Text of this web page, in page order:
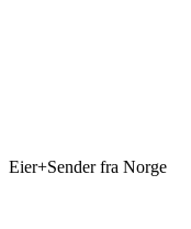
Eier+Sender fra Norge